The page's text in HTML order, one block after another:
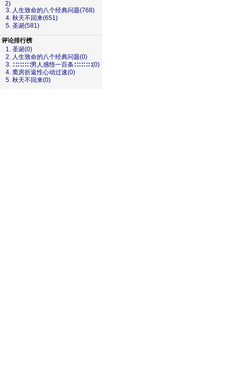
2)
3. 人生致命的八个经典问题(768)
4. 秋天不回来(651)
5. 圣诞(581)
评论排行榜
1. 圣诞(0)
2. 人生致命的八个经典问题(0)
3. ∷∷∷∷男人感悟一百条∷∷∷∷(0)
4. 窦房折返性心动过速(0)
5. 秋天不回来(0)